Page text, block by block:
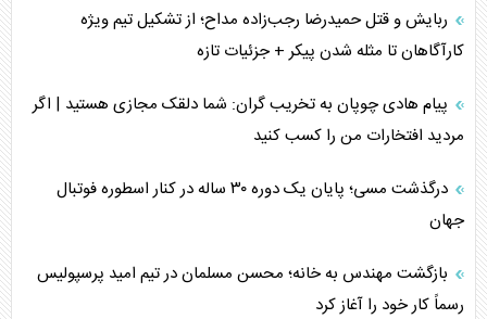
چگونه مقاومت صحنه جنگ را تغییر می‌دهد؟
جنگ رمضان و معضل حضور نظامیان آمریکایی
تحلیل جامع پدیده تراستی‌ها
تأثیر جنگ ایران و آمریکا بر اقتصاد جهانی
اربعین، کابوس مشترک تل‌آویو-واشنگتن
ربایش و قتل حمیدرضا رجب‌زاده مداح؛ از تشکیل تیم ویژه
کارآگاهان تا مثله شدن پیکر + جزئیات تازه
پیام هادی چوپان به تخریب گران: شما دلقک مجازی هستید | اگر
مردید افتخارات من را کسب کنید
درگذشت مسی؛ پایان یک دوره ۳۰ ساله در کنار اسطوره فوتبال
جهان
بازگشت مهندس به خانه؛ محسن مسلمان در تیم امید پرسپولیس
رسماً کار خود را آغاز کرد